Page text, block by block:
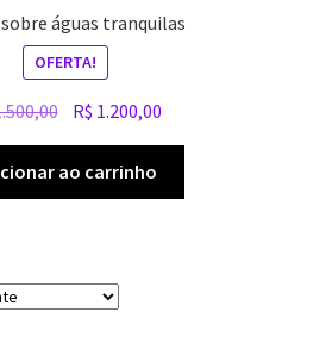
águas tranquilas
OFERTA!
preço
original
era:
R$ 1.200,00
preço
é:
ao carrinho